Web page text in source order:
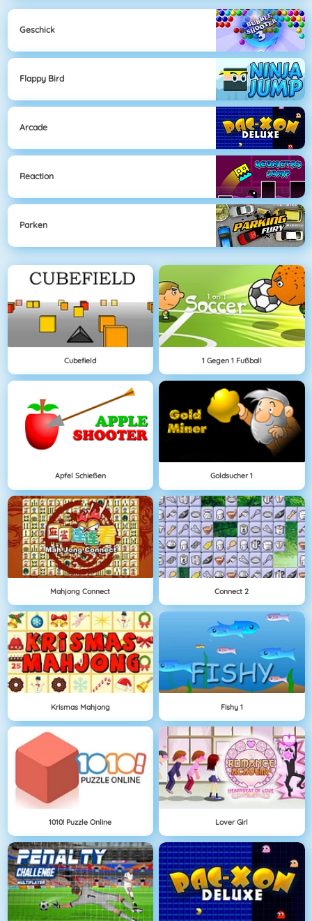
Geschick
Flappy Bird
Arcade
Reaction
Parken
Cubefield 1 Gegen 1 Fußball
Apfel Schießen Goldsucher 1
Mahjong Connect Connect 2
Krismas Mahjong Fishy 1
1010! Puzzle Online Lover Girl